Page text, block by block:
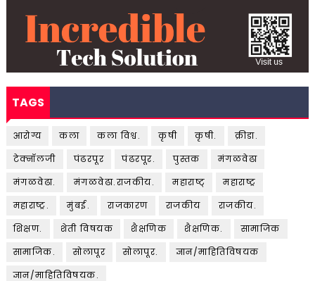
TAGS
आरोग्य कला कला विश्व. कृषी कृषी.
क्रीडा.
टेक्नॉलजी
पंढरपूर पंढरपूर. पुस्तक
मंगळवेढा
मंगळवेढा.
मंगळवेढा.राजकीय. महाराष्ट्
महाराष्ट्र
महाराष्ट्र.
मुंबई. राजकारण राजकीय
राजकीय.
शिक्षण.
शेती विषयक शैक्षणिक शैक्षणिक.
सामाजिक
सामाजिक.
सोलापूर सोलापूर.
ज्ञान/माहितिविषयक
ज्ञान/माहितिविषयक.